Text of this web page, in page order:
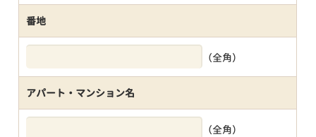
番地
（全角）
アパート・マンション名
（全角）